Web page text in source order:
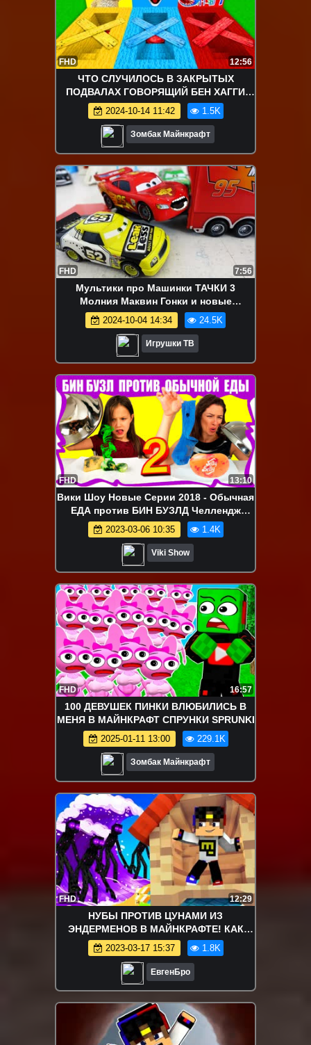
FHD 12:56
ЧТО СЛУЧИЛОСЬ В ЗАКРЫТЫХ
ПОДВАЛАХ ГОВОРЯЩИЙ БЕН ХАГГИ
ГОРКА ПОЖИРАТЕЛЬ ВАННИ ФНАФ 9
МАЙНКРАФТ
2024-10-14 11:42 1.5K
Зомбак Майнкрафт
FHD 7:56
Мультики про Машинки ТАЧКИ 3
Молния Маквин Гонки и новые
МАШИНКИ Disney CARS 3 Игрушки
2024-10-04 14:34 24.5K
Игрушки ТВ
FHD 13:10
Вики Шоу Новые Серии 2018 - Обычная
ЕДА против БИН БУЗЛД Челлендж
Challenge / Вики Шоу
2023-03-06 10:35 1.4K
Viki Show
FHD 16:57
100 ДЕВУШЕК ПИНКИ ВЛЮБИЛИСЬ В
МЕНЯ В МАЙНКРАФТ СПРУНКИ SPRUNKI
2025-01-11 13:00 229.1K
Зомбак Майнкрафт
FHD 12:29
НУБЫ ПРОТИВ ЦУНАМИ ИЗ
ЭНДЕРМЕНОВ В МАЙНКРАФТЕ! КАК
ВЫЖИТЬ НУБУ В МАЙНКРАФТ!
ТРОЛЛИНГ#53 мультик
2023-03-17 15:37 1.8K
ЕвгенБро